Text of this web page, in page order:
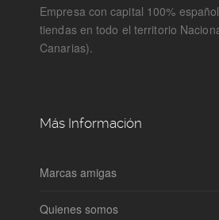
Empresa con capital 100%
tiendas en todo el territorio
Canarias).
Más Información
Marcas amigas
Quienes somos